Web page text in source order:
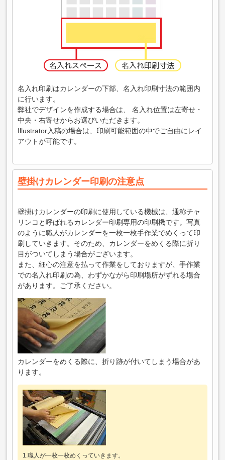
名入れ印刷はカレンダーの下部、名入れ印刷寸法の範囲内
に行います。
弊社でデザインを作成する場合は、 名入れ位置は左寄せ・
中央・右寄せからお選びいただきます。
Illustrator入稿の場合は、印刷可能範囲の中でご自由にレイ
アウトが可能です。
壁掛けカレンダー印刷の注意点
壁掛けカレンダーの印刷に使用している機械は、通称チャ
リンコと呼ばれるカレンダー印刷専用の印刷機です。写真
のように職人がカレンダーを一枚一枚手作業でめくって印
刷していきます。そのため、カレンダーをめくる際に折り
目がついてしまう場合がございます。
また、細心の注意を払って作業をしておりますが、手作業
での名入れ印刷の為、わずかながら印刷場所がずれる場合
があります。ご了承ください。
カレンダーをめくる際に、折り跡が付いてしまう場合があ
ります。
1.職人が一枚一枚めくっていきます。